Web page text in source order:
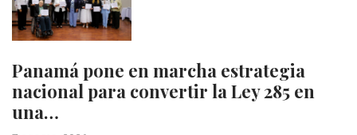
Panamá pone en marcha estrategia
nacional para convertir la Ley 285 en
una…